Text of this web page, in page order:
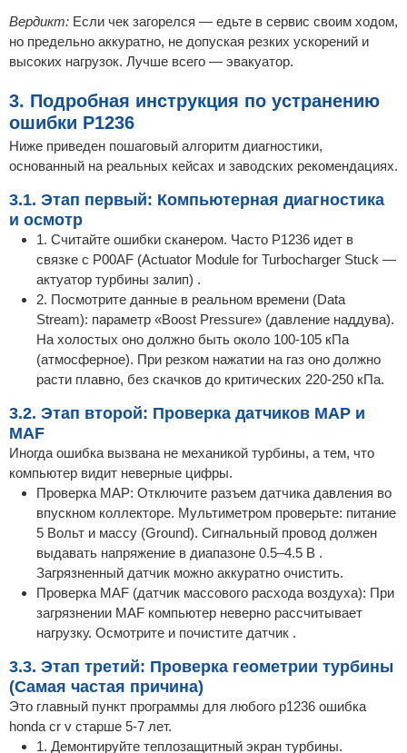
Вердикт: Если чек загорелся — едьте в сервис своим ходом,
но предельно аккуратно, не допуская резких ускорений и
высоких нагрузок. Лучше всего — эвакуатор.
3. Подробная инструкция по устранению
ошибки P1236
Ниже приведен пошаговый алгоритм диагностики,
основанный на реальных кейсах и заводских рекомендациях.
3.1. Этап первый: Компьютерная диагностика
и осмотр
1. Считайте ошибки сканером. Часто P1236 идет в
связке с P00AF (Actuator Module for Turbocharger Stuck —
актуатор турбины залип) .
2. Посмотрите данные в реальном времени (Data
Stream): параметр «Boost Pressure» (давление наддува).
На холостых оно должно быть около 100-105 кПа
(атмосферное). При резком нажатии на газ оно должно
расти плавно, без скачков до критических 220-250 кПа.
3.2. Этап второй: Проверка датчиков MAP и
MAF
Иногда ошибка вызвана не механикой турбины, а тем, что
компьютер видит неверные цифры.
Проверка MAP: Отключите разъем датчика давления во
впускном коллекторе. Мультиметром проверьте: питание
5 Вольт и массу (Ground). Сигнальный провод должен
выдавать напряжение в диапазоне 0.5–4.5 В .
Загрязненный датчик можно аккуратно очистить.
Проверка MAF (датчик массового расхода воздуха): При
загрязнении MAF компьютер неверно рассчитывает
нагрузку. Осмотрите и почистите датчик .
3.3. Этап третий: Проверка геометрии турбины
(Самая частая причина)
Это главный пункт программы для любого p1236 ошибка
honda cr v старше 5-7 лет.
1. Демонтируйте теплозащитный экран турбины.